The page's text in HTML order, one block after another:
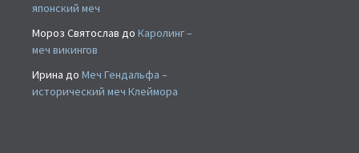
японский меч
Мороз Святослав до Каролинг –
меч викингов
Ирина до Меч Гендальфа –
исторический меч Клеймора